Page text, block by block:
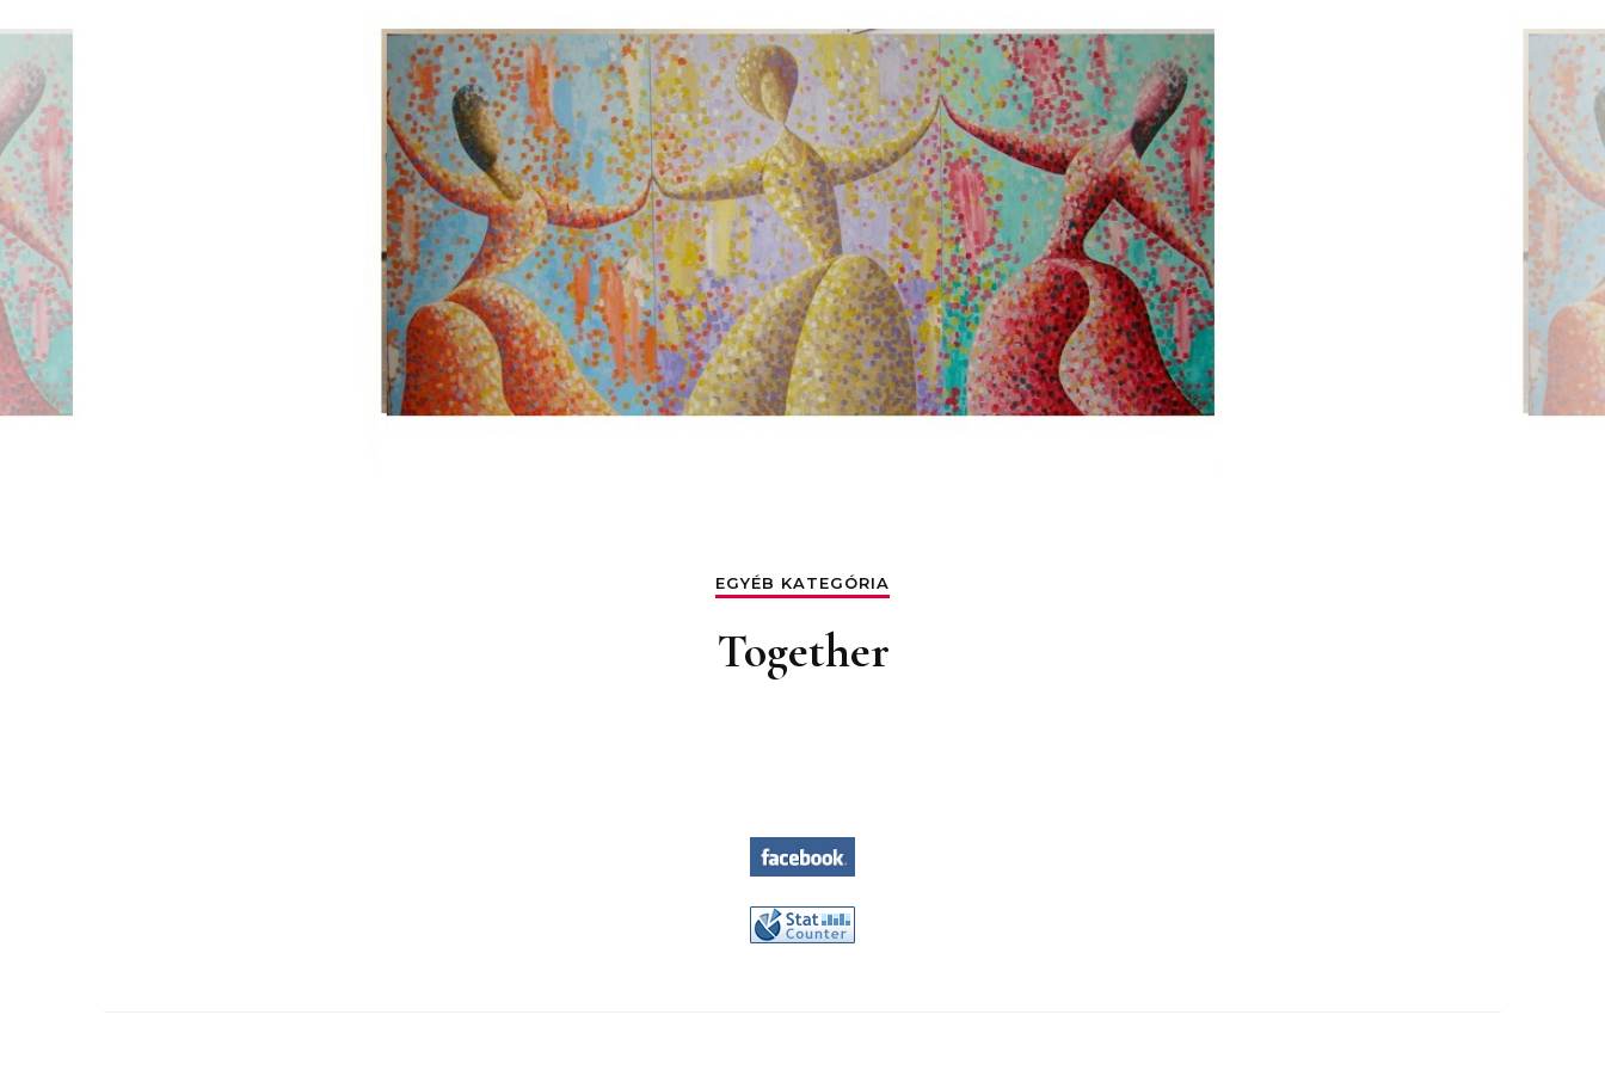
EGYÉB KATEGÓRIA
Together